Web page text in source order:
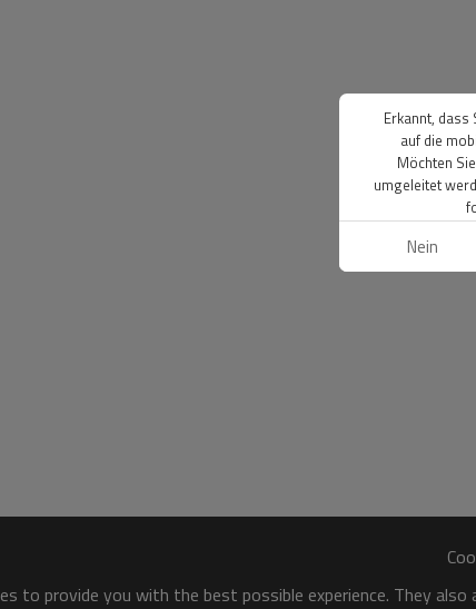
to provide you with the best possible experience. They
Erkannt, dass
auf die
Möchten
umgeleitet
Nein